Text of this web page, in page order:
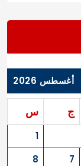
أغسطس 2026
ج س
1
7
8